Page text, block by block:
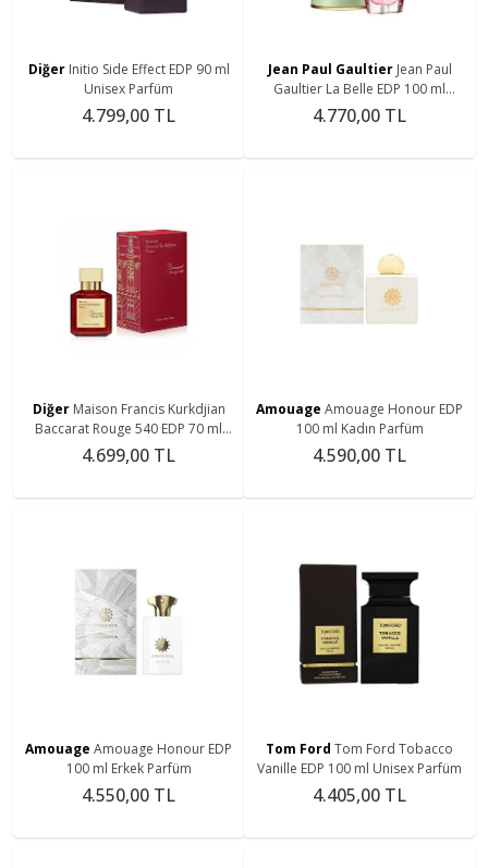
Diğer Initio Side Effect EDP 90 ml
Unisex Parfüm
4.799,00 TL
Jean Paul Gaultier Jean Paul
Gaultier La Belle EDP 100 ml
Kadın Parfüm
4.770,00 TL
Diğer Maison Francis Kurkdjian
Baccarat Rouge 540 EDP 70 ml
Kadın Parfüm
4.699,00 TL
Amouage Amouage Honour EDP
100 ml Kadın Parfüm
4.590,00 TL
Amouage Amouage Honour EDP
100 ml Erkek Parfüm
4.550,00 TL
Tom Ford Tom Ford Tobacco
Vanille EDP 100 ml Unisex Parfüm
4.405,00 TL